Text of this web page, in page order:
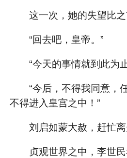
这一次，她的失望比之
“回去吧，皇帝。”
“今天的事情就到此为
“今后，不得我同意，
不得进入皇宫之中！”
刘启如蒙大赦，赶忙离
贞观世界之中，李世民